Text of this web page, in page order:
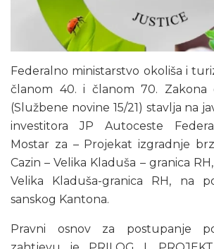
Federalno ministarstvo okoliša i
članom 40. i članom 70. Zakona
(Službene novine 15/21) stavlja na
investitora JP Autoceste
Mostar za – Projekat izgradnje
Cazin – Velika Kladuša – granica
Velika Kladuša-granica RH, na
sanskog Kantona.
Pravni osnov za postupanje